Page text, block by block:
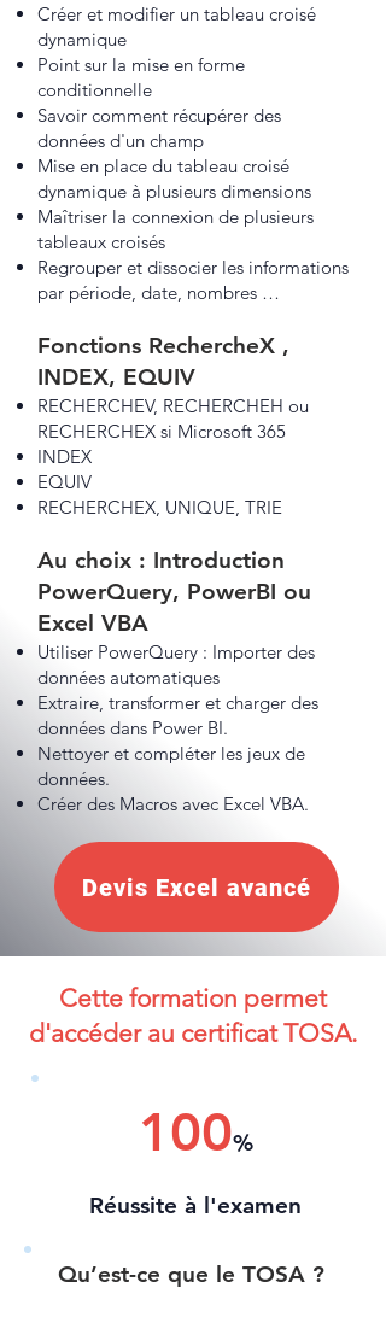
Créer et modifier un tableau croisé
dynamique
Point sur la mise en forme
conditionnelle
Savoir comment récupérer des
données d'un champ
Mise en place du tableau croisé
dynamique à plusieurs dimensions
Maîtriser la connexion de plusieurs
tableaux croisés
Regrouper et dissocier les informations
par période, date, nombres …
Fonctions RechercheX ,
INDEX, EQUIV
RECHERCHEV, RECHERCHEH ou
RECHERCHEX si Microsoft 365
INDEX
EQUIV
RECHERCHEX, UNIQUE, TRIE
Au choix : Introduction
PowerQuery, PowerBI ou
Excel VBA
Utiliser PowerQuery : Importer des
données automatiques
Extraire, transformer et charger des
données dans Power BI.
Nettoyer et compléter les jeux de
données.
Créer des Macros avec Excel VBA.
Devis Excel avancé
Cette formation permet
d'accéder au certificat TOSA.
100%
Réussite à l'examen
Qu’est-ce que le TOSA ?